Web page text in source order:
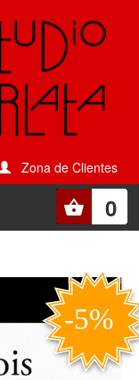
Zona de Clientes
0